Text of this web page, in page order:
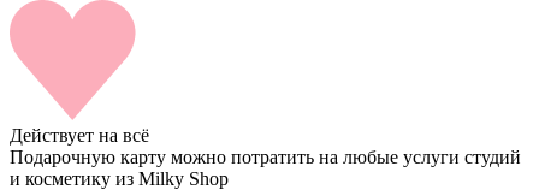
Действует на всё
Подарочную карту можно потратить на любые услуги студий
и косметику из Milky Shop